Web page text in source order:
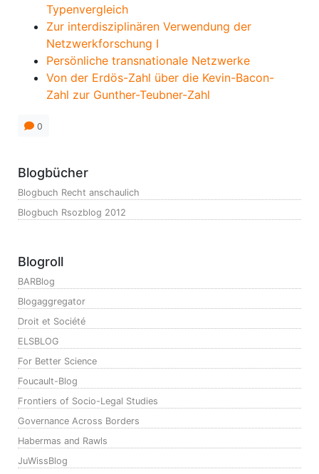
Typenvergleich
Zur interdisziplinären Verwendung der
Netzwerkforschung I
Persönliche transnationale Netzwerke
Von der Erdös-Zahl über die Kevin-Bacon-
Zahl zur Gunther-Teubner-Zahl
0
Blogbücher
Blogbuch Recht anschaulich
Blogbuch Rsozblog 2012
Blogroll
BARBlog
Blogaggregator
Droit et Société
ELSBLOG
For Better Science
Foucault-Blog
Frontiers of Socio-Legal Studies
Governance Across Borders
Habermas and Rawls
JuWissBlog